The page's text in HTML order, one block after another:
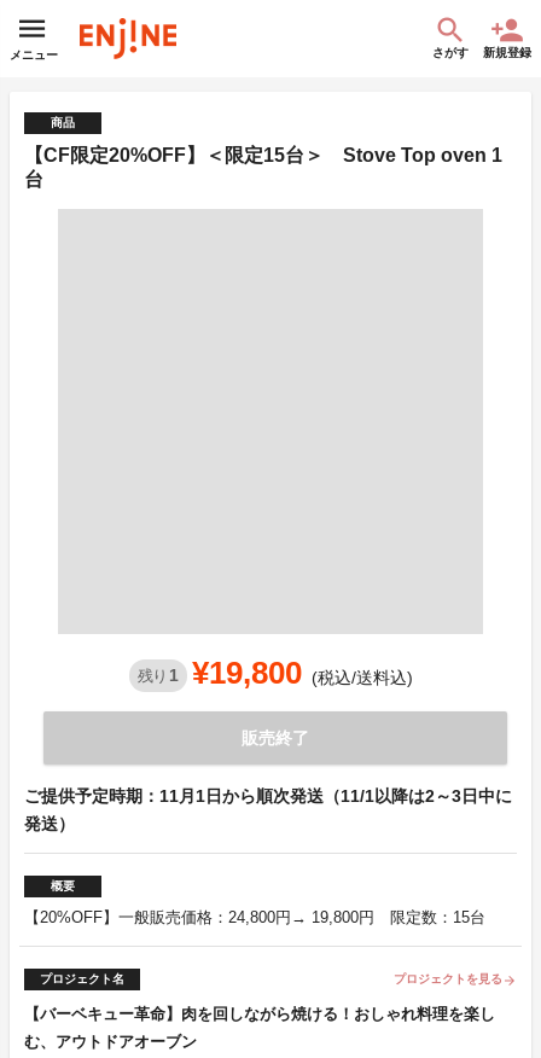
メニュー さがす 新規登録
商品
【CF限定20%OFF】＜限定15台＞ Stove Top oven 1
台
残り 1 ¥19,800 (税込/送料込)
販売終了
ご提供予定時期：11月1日から順次発送（11/1以降は2～3日中に
発送）
概要
【20%OFF】一般販売価格：24,800円→ 19,800円 限定数：15台
プロジェクト名 プロジェクトを見る arrow_forward
【バーベキュー革命】肉を回しながら焼ける！おしゃれ料理を楽し
む、アウトドアオーブン